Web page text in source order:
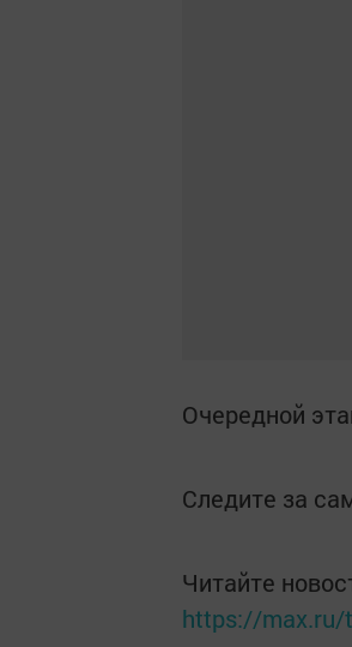
Очередной
Следите за
Читайте
https://max.ru/